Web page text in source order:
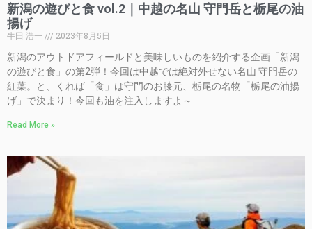
新潟の遊びと食 vol.2｜中越の名山 守門岳と栃尾の油
揚げ
牛田 浩一
2023年8月5日
新潟のアウトドアフィールドと美味しいものを紹介する企画「新潟
の遊びと食」の第2弾！今回は中越では絶対外せない名山 守門岳の
紅葉。と、くれば「食」は守門のお膝元、栃尾の名物「栃尾の油揚
げ」で決まり！今回も油を注入しますよ～
Read More »